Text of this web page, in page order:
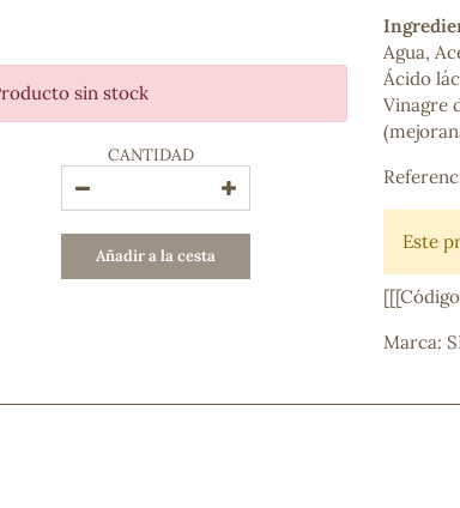
COSMÉTICA E HIGIENE PERSONAL
Cremas, lociones y aceites corporales
Hombre
Higiene personal
Labiales
Aceites esenciales y aromaterapia
Aceites vegetales
sin stock
CANTIDAD
Añadir a la cesta
Agua,
Ácido
Vinagre
Este
Marca: